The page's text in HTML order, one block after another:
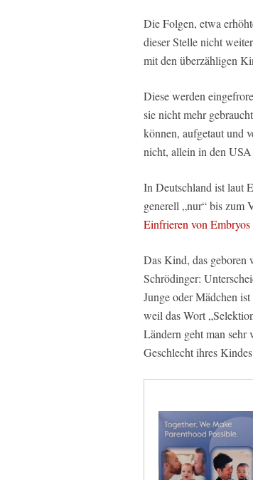
Die Folgen, etwa
dieser Stelle nicht
mit den überzähligen
Diese werden
sie nicht mehr
können, aufgetaut und
nicht, allein in den USA
In Deutschland ist laut
generell „nur“ bis zum
Einfrieren von
Das Kind, das geboren
Schrödinger:
Junge oder Mädchen
weil das Wort
Ländern geht man sehr
Geschlecht ihres